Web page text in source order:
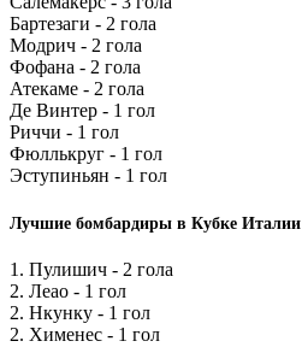
Бартезаги - 2 гола
Модрич - 2 гола
Фофана - 2 гола
Атекаме - 2 гола
Де Винтер - 1 гол
Риччи - 1 гол
Фюллькруг - 1 гол
Эступиньян - 1 гол
Лучшие бомбардиры в Кубке Италии
1. Пулишич - 2 гола
2. Леао - 1 гол
2. Нкунку - 1 гол
2. Хименес - 1 гол